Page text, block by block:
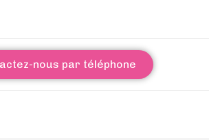
nous par téléphone